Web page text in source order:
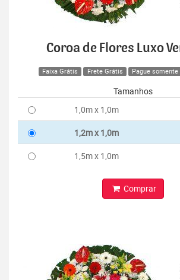
Coroa de Flores Luxo
Faixa Grátis Frete Grátis Pague
Tamanhos
1,0m x 1,0m
1,2m x 1,0m
1,5m x 1,0m
Comprar